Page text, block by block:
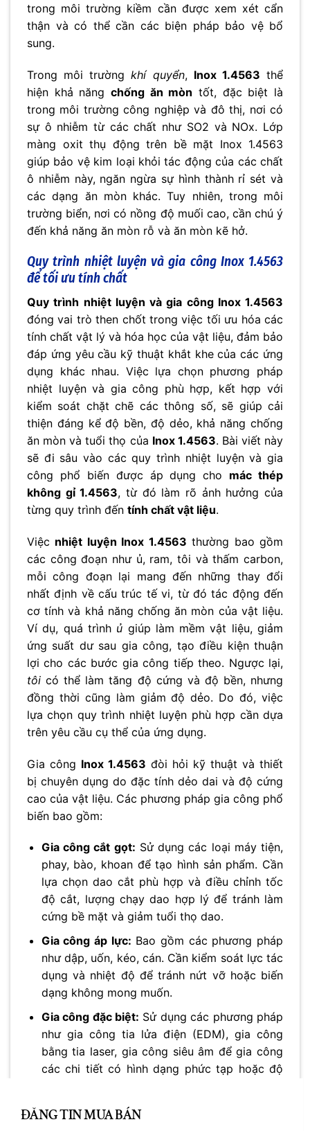
trong môi trường kiềm cần được xem xét cẩn
thận và có thể cần các biện pháp bảo vệ bổ
sung.
Trong môi trườngkhí quyển, Inox 1.4563 thể
hiện khả năng chống ăn mòn tốt, đặc biệt là
trong môi trường công nghiệp và đô thị, nơi có
sự ô nhiễm từ các chất như SO2 và NOx. Lớp
màng oxit thụ động trên bề mặt Inox 1.4563
giúp bảo vệ kim loại khỏi tác động của các chất
ô nhiễm này, ngăn ngừa sự hình thành rỉ sét và
các dạng ăn mòn khác. Tuy nhiên, trong môi
trường biển, nơi có nồng độ muối cao, cần chú ý
đến khả năng ăn mòn rỗ và ăn mòn kẽ hở.
Quy trình nhiệt luyện và gia công Inox 1.4563
để tối ưu tính chất
Quy trình nhiệt luyện và gia công Inox 1.4563
đóng vai trò then chốt trong việc tối ưu hóa các
tính chất vật lý và hóa học của vật liệu, đảm bảo
đáp ứng yêu cầu kỹ thuật khắt khe của các ứng
dụng khác nhau. Việc lựa chọn phương pháp
nhiệt luyện và gia công phù hợp, kết hợp với
kiểm soát chặt chẽ các thông số, sẽ giúp cải
thiện đáng kể độ bền, độ dẻo, khả năng chống
ăn mòn và tuổi thọ của Inox 1.4563. Bài viết này
sẽ đi sâu vào các quy trình nhiệt luyện và gia
công phổ biến được áp dụng cho mác thép
không gỉ 1.4563, từ đó làm rõ ảnh hưởng của
từng quy trình đến tính chất vật liệu.
Việc nhiệt luyện Inox 1.4563 thường bao gồm
các công đoạn như ủ, ram, tôi và thấm carbon,
mỗi công đoạn lại mang đến những thay đổi
nhất định về cấu trúc tế vi, từ đó tác động đến
cơ tính và khả năng chống ăn mòn của vật liệu.
Ví dụ, quá trình ủ giúp làm mềm vật liệu, giảm
ứng suất dư sau gia công, tạo điều kiện thuận
lợi cho các bước gia công tiếp theo. Ngược lại,
tôi có thể làm tăng độ cứng và độ bền, nhưng
đồng thời cũng làm giảm độ dẻo. Do đó, việc
lựa chọn quy trình nhiệt luyện phù hợp cần dựa
trên yêu cầu cụ thể của ứng dụng.
Gia công Inox 1.4563 đòi hỏi kỹ thuật và thiết
bị chuyên dụng do đặc tính dẻo dai và độ cứng
cao của vật liệu. Các phương pháp gia công phổ
biến bao gồm:
Gia công cắt gọt: Sử dụng các loại máy tiện,
phay, bào, khoan để tạo hình sản phẩm. Cần
lựa chọn dao cắt phù hợp và điều chỉnh tốc
độ cắt, lượng chạy dao hợp lý để tránh làm
cứng bề mặt và giảm tuổi thọ dao.
Gia công áp lực: Bao gồm các phương pháp
như dập, uốn, kéo, cán. Cần kiểm soát lực tác
dụng và nhiệt độ để tránh nứt vỡ hoặc biến
dạng không mong muốn.
Gia công đặc biệt: Sử dụng các phương pháp
như gia công tia lửa điện (EDM), gia công
bằng tia laser, gia công siêu âm để gia công
các chi tiết có hình dạng phức tạp hoặc độ
Đểtối ưu hóa tính chất
ĐĂNG TIN MUA BÁN